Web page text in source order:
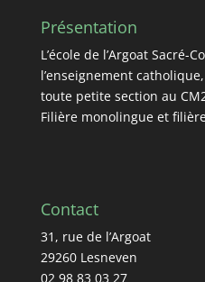
Présentation
L’école de l’Argoat Sacré-
l’enseignement
toute petite section au
Filière monolingue et
Contact
31, rue de l’Argoat
29260 Lesneven
02 98 83 03 27